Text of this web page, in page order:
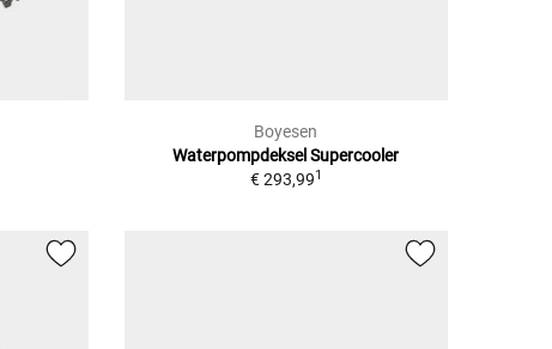
Boyesen
Waterpompdeksel Supercooler
€ 293,991